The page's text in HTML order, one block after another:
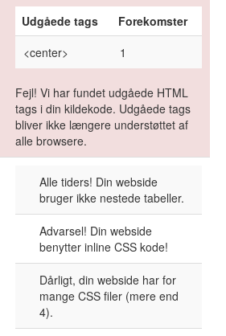
Udgåede tags
Forekomster
<center>
1
Fejl! Vi har fundet udgåede HTML
tags i din kildekode. Udgåede tags
bliver ikke længere understøttet af
alle browsere.
Alle tiders! Din webside
bruger ikke nestede tabeller.
Advarsel! Din webside
benytter inline CSS kode!
Dårligt, din webside har for
mange CSS filer (mere end
4).